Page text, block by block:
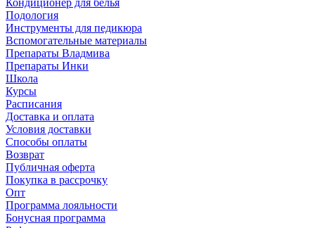
Кондиционер для белья
Подология
Инструменты для педикюра
Вспомогательные материалы
Препараты Владмива
Препараты Инки
Школа
Курсы
Расписания
Доставка и оплата
Условия доставки
Способы оплаты
Возврат
Публичная оферта
Покупка в рассрочку
Опт
Программа лояльности
Бонусная программа